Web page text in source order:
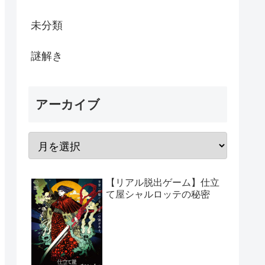
未分類
謎解き
アーカイブ
【リアル脱出ゲーム】仕立
て屋シャルロッテの秘密